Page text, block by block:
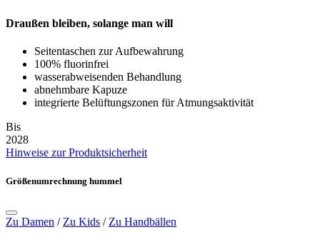
Draußen bleiben, solange man will
Seitentaschen zur Aufbewahrung
100% fluorinfrei
wasserabweisenden Behandlung
abnehmbare Kapuze
integrierte Belüftungszonen für Atmungsaktivität
Bis
2028
Hinweise zur Produktsicherheit
Größenumrechnung hummel
Zu Damen / Zu Kids / Zu Handbällen